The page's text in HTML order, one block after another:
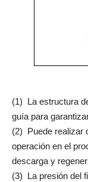
(1) La estructura
guía para
(2) Puede realizar
operación en el
descarga y
(3) La presión del